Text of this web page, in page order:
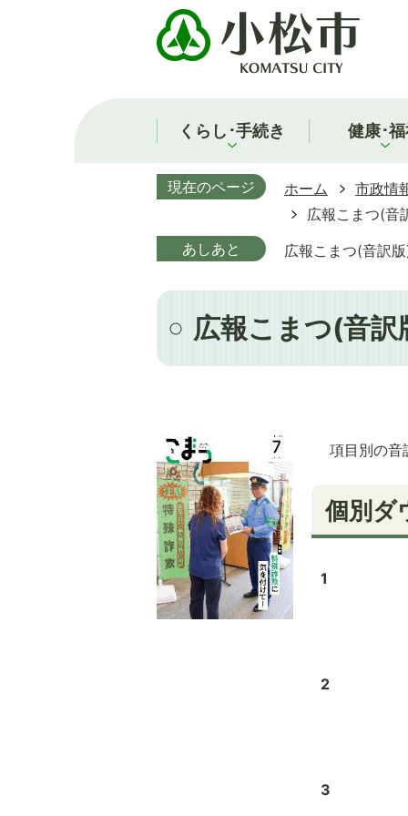
くらし･手続き 健康･
現在のページ ホーム
市政情
広報こまつ(音
あしあと
広報こまつ(音訳
広報こまつ(音
項目別の音
個別ダ
1
2
3